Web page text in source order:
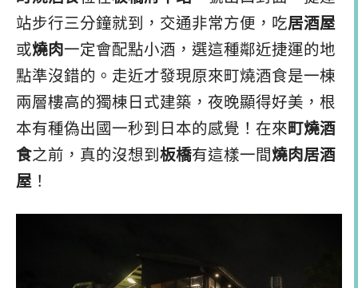
站步行三分鐘就到，交通非常方便，吃居酒屋
或燒肉一定會配點小酒，選這種鄰近捷運的地
點準沒錯的。走近才發現原來町燒酒食是一棟
兩層樓高的獨棟日式建築，夜晚顯得好美，根
本有種偽出國一秒到日本的感覺！在來町燒酒
食之前，真的沒想到 板橋有這樣一間燒肉居酒
屋 ！